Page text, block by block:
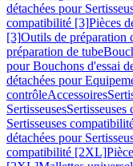
détachées pour
compatibilité [3]Pièces
[3]Outils de préparation
préparation de tube
pour Bouchons d'essai
détachées pour
contrôleAccessoires
Sertisseuses
Sertisseuses
détachées pour
compatibilité [2XL]